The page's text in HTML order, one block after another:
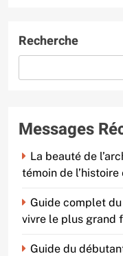
Recherche
Messages
La beauté de
témoin de
Guide complet
vivre le plus grand
Guide du